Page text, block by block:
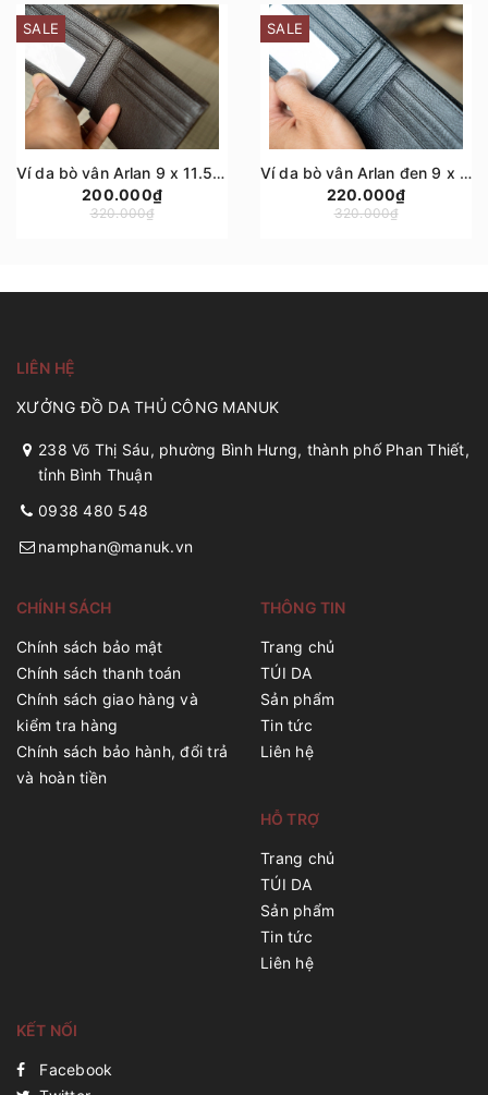
SALE
Ví da bò vân Arlan 9 x 11.5cm hiện đại nhỏ gọn, có ngăn kéo, ví da bò Manuk Leather
200.000₫
320.000₫
SALE
Ví da bò vân Arlan đen 9 x 11.5cm nhỏ gọn, phiên bản plus 4 ngăn phụ 5 ngăn thẻ, có ngăn kéo, ví da bò Manuk Leather
220.000₫
320.000₫
LIÊN HỆ
XƯỞNG ĐỒ DA THỦ CÔNG MANUK
238 Võ Thị Sáu, phường Bình Hưng, thành phố Phan Thiết,
tỉnh Bình Thuận
0938 480 548
namphan@manuk.vn
CHÍNH SÁCH
Chính sách bảo mật
Chính sách thanh toán
Chính sách giao hàng và
kiểm tra hàng
Chính sách bảo hành, đổi trả
và hoàn tiền
THÔNG TIN
Trang chủ
TÚI DA
Sản phẩm
Tin tức
Liên hệ
HỖ TRỢ
Trang chủ
TÚI DA
Sản phẩm
Tin tức
Liên hệ
KẾT NỐI
Facebook